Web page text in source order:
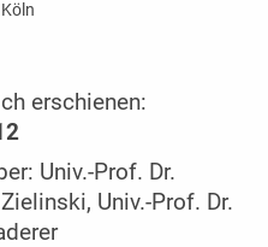
erschienen:
Univ.-Prof. Dr.
Univ.-Prof. Dr.